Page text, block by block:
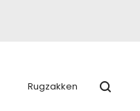
Rugzakken